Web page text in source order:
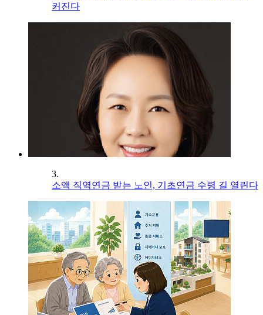
커진다
3.
소액 직역연금 받는 노인, 기초연금 수령 길 열린다